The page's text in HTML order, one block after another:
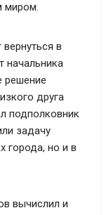
миром.
в
начальника
решение
друга
подполковник
задачу
города, но и в
вычислил и